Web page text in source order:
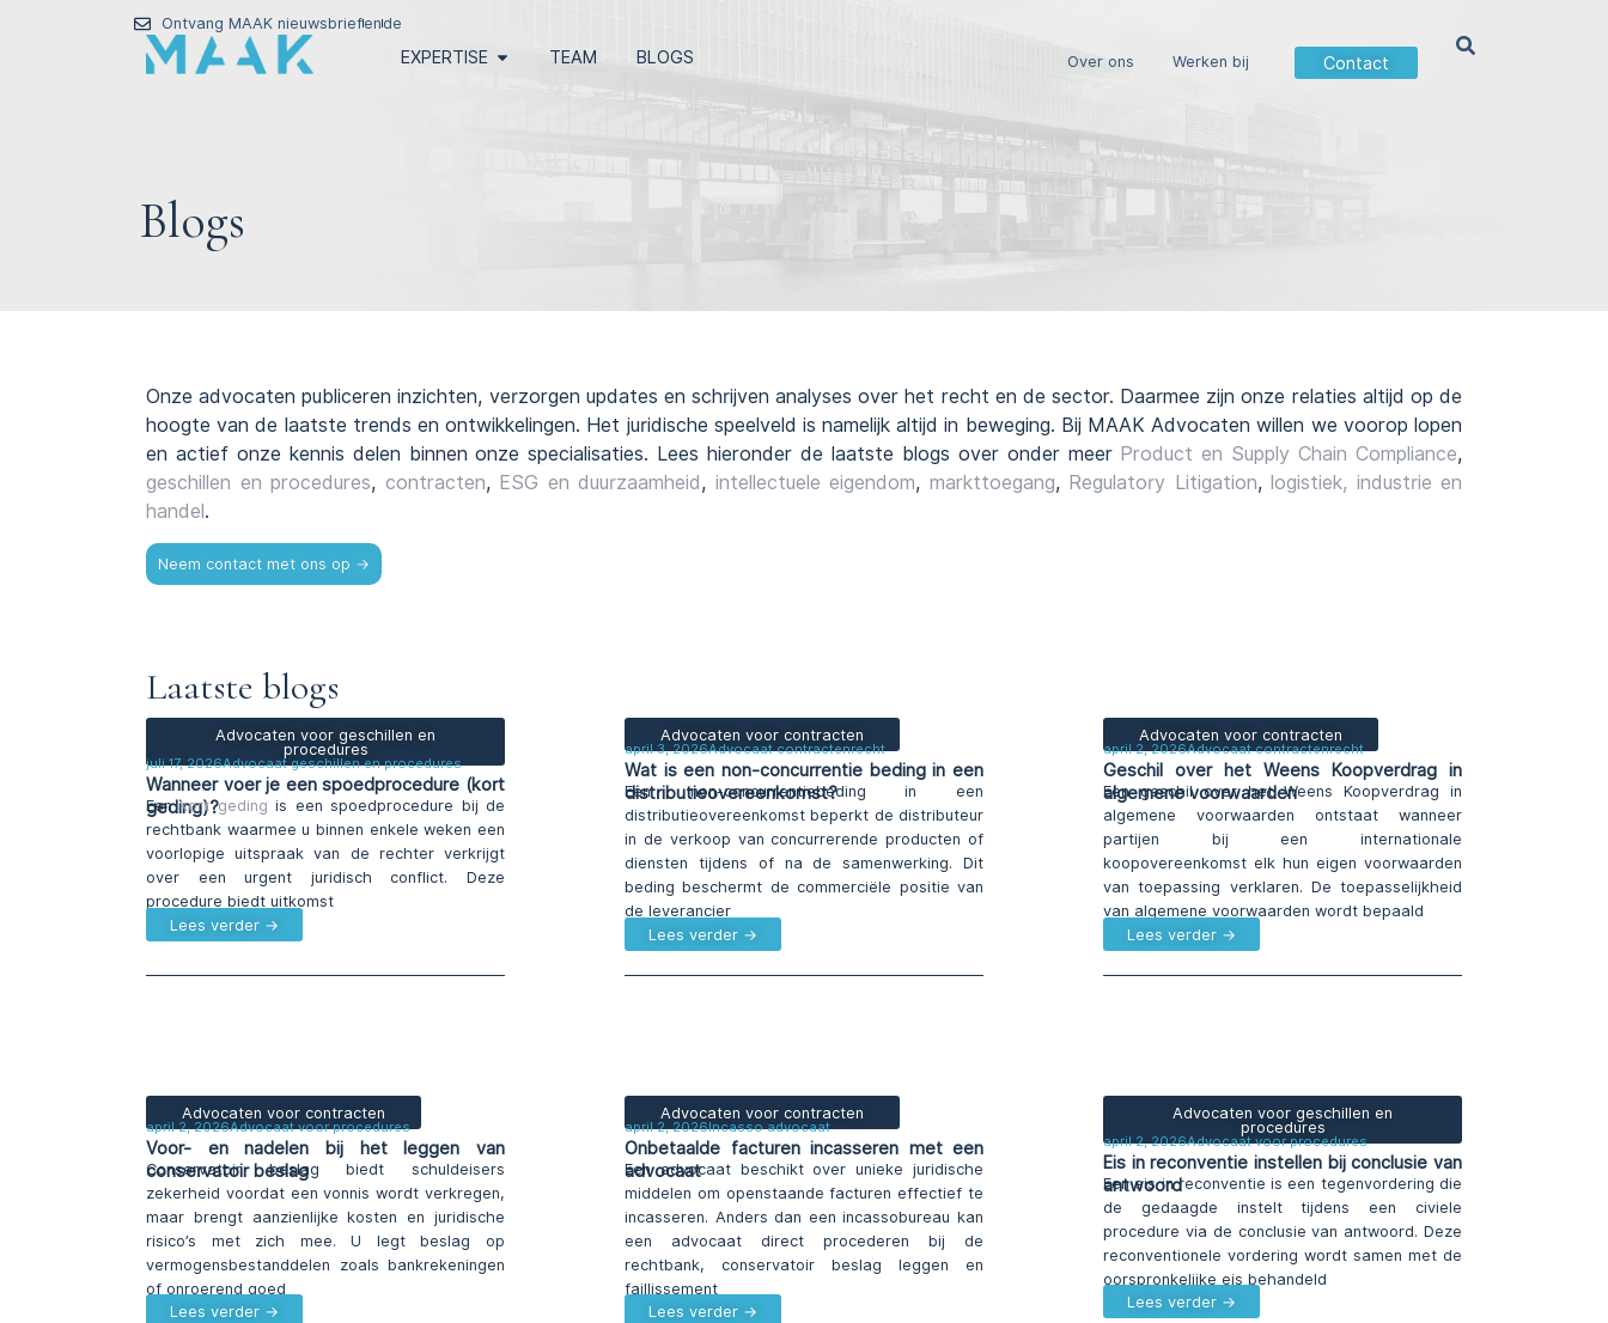
Ontvang MAAK nieuwsbriefende
EXPERTISE TEAM BLOGS Over ons Werken bij Contact
Blogs
Onze advocaten publiceren inzichten, verzorgen updates en schrijven analyses over het recht en de sector. Daarmee zijn onze relaties altijd op de
hoogte van de laatste trends en ontwikkelingen. Het juridische speelveld is namelijk altijd in beweging. Bij MAAK Advocaten willen we voorop lopen
en actief onze kennis delen binnen onze specialisaties. Lees hieronder de laatste blogs over onder meer Product en Supply Chain Compliance,
geschillen en procedures, contracten, ESG en duurzaamheid, intellectuele eigendom, markttoegang, Regulatory Litigation, logistiek, industrie en
handel.
Neem contact met ons op →
Laatste blogs
Advocaten voor geschillen en
procedures
juli 17, 2026Advocaat geschillen en procedures
Wanneer voer je een spoedprocedure (kort
geding)?
Eenkort geding is een spoedprocedure bij de
rechtbank waarmee u binnen enkele weken een
voorlopige uitspraak van de rechter verkrijgt
over een urgent juridisch conflict. Deze
procedure biedt uitkomst
Lees verder →
Advocaten voor contracten
april 3, 2026Advocaat contractenrecht
Wat is een non-concurrentie beding in een
distributieovereenkomst?
Een non-concurrentiebeding in een
distributieovereenkomst beperkt de distributeur
in de verkoop van concurrerende producten of
diensten tijdens of na de samenwerking. Dit
beding beschermt de commerciële positie van
de leverancier
Lees verder →
Advocaten voor contracten
april 2, 2026Advocaat contractenrecht
Geschil over het Weens Koopverdrag in
algemene voorwaarden
Een geschil over het Weens Koopverdrag in
algemene voorwaarden ontstaat wanneer
partijen bij een internationale
koopovereenkomst elk hun eigen voorwaarden
van toepassing verklaren. De toepasselijkheid
van algemene voorwaarden wordt bepaald
Lees verder →
Advocaten voor contracten
april 2, 2026Advocaat voor procedures
Voor- en nadelen bij het leggen van
conservatoir beslag
Conservatoir beslag biedt schuldeisers
zekerheid voordat een vonnis wordt verkregen,
maar brengt aanzienlijke kosten en juridische
risico’s met zich mee. U legt beslag op
vermogensbestanddelen zoals bankrekeningen
of onroerend goed
Lees verder →
Advocaten voor contracten
april 2, 2026Incasso advocaat
Onbetaalde facturen incasseren met een
advocaat
Een advocaat beschikt over unieke juridische
middelen om openstaande facturen effectief te
incasseren. Anders dan een incassobureau kan
een advocaat direct procederen bij de
rechtbank, conservatoir beslag leggen en
faillissement
Lees verder →
Advocaten voor geschillen en
procedures
april 2, 2026Advocaat voor procedures
Eis in reconventie instellen bij conclusie van
antwoord
Een eis in reconventie is een tegenvordering die
de gedaagde instelt tijdens een civiele
procedure via de conclusie van antwoord. Deze
reconventionele vordering wordt samen met de
oorspronkelijke eis behandeld
Lees verder →